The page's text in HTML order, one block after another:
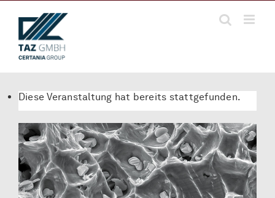
Inhalt
springen
Diese Veranstaltung hat bereits stattgefunden.